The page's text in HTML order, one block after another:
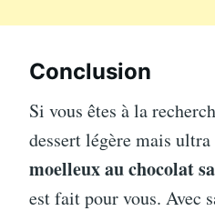
Conclusion
Si vous êtes à la
dessert légère mais
moelleux au chocolat
est fait pour vous. Avec